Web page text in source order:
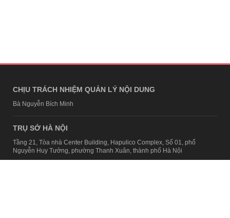
CHỊU TRÁCH NHIỆM QUẢN LÝ NỘI DUNG
Bà Nguyễn Bích Minh
TRỤ SỞ HÀ NỘI
Tầng 21, Tòa nhà Center Building, Hapulico Complex, Số 01, phố
Nguyễn Huy Tưởng, phường Thanh Xuân, thành phố Hà Nội